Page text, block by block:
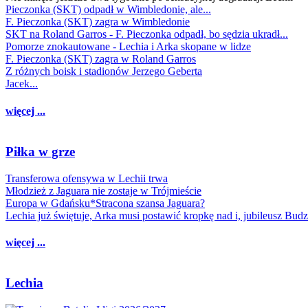
Pieczonka (SKT) odpadł w Wimbledonie, ale...
F. Pieczonka (SKT) zagra w Wimbledonie
SKT na Roland Garros - F. Pieczonka odpadł, bo sędzia ukradł...
Pomorze znokautowane - Lechia i Arka skopane w lidze
F. Pieczonka (SKT) zagra w Roland Garros
Z różnych boisk i stadionów Jerzego Geberta
Jacek...
więcej ...
Piłka w grze
Transferowa ofensywa w Lechii trwa
Młodzież z Jaguara nie zostaje w Trójmieście
Europa w Gdańsku*Stracona szansa Jaguara?
Lechia już świętuje, Arka musi postawić kropkę nad i, jubileusz
więcej ...
Lechia